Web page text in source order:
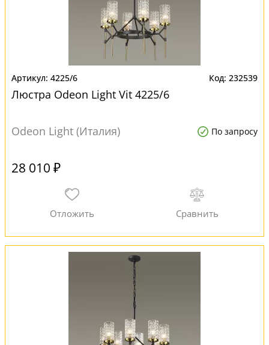
4225/6 232539
Люстра Odeon Light Vit 4225/6
Odeon Light (Италия) По запросу
28 010 ₽